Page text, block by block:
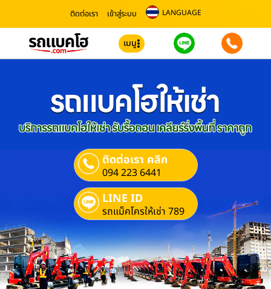
ติดต่อเรา เข้าสู่ระบบ LANGUAGE
เมนู
ติดต่อเรา คลิก
094 223 6441
LINE ID
รถแม็คโครให้เช่า 789